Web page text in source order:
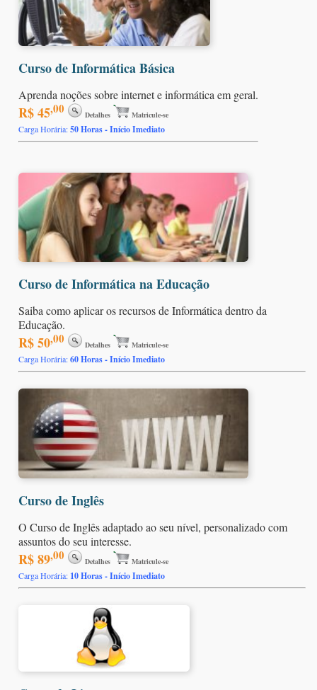
Curso de Informática Básica
Aprenda noções sobre internet e informática em geral.
R$ 45,00 Detalhes Matricule-se
Carga Horária:50 Horas - Início Imediato
Curso de Informática na Educação
Saiba como aplicar os recursos de Informática dentro da
Educação.
R$ 50,00 Detalhes Matricule-se
Carga Horária:60 Horas - Início Imediato
Curso de Inglês
O Curso de Inglês adaptado ao seu nível, personalizado com
assuntos do seu interesse.
R$ 89,00 Detalhes Matricule-se
Carga Horária: 10 Horas - Início Imediato